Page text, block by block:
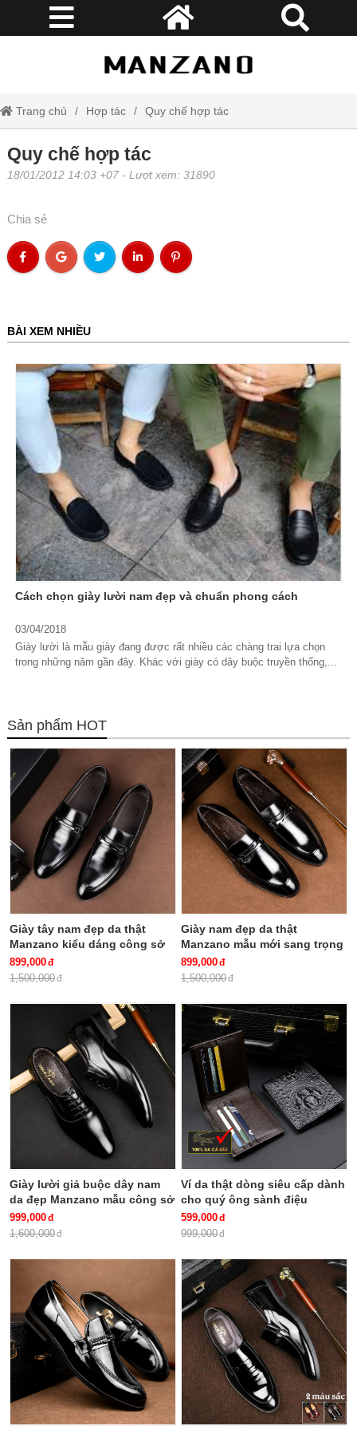
Trang chủ Hợp tác Quy chế hợp tác
Quy chế hợp tác
18/01/2012 14:03 +07 - Lượt xem: 31890
Chia sẻ
BÀI XEM NHIỀU
Cách chọn giày lười nam đẹp và chuẩn phong cách
03/04/2018
Giày lười là mẫu giày đang được rất nhiều các chàng trai lựa chọn
trong những năm gần đây. Khác với giày có dây buộc truyền thống,...
Sản phẩm HOT
Giày tây nam đẹp da thật
Manzano kiểu dáng công sở
mới lịch lãm và nam tính
M66686
899,000
1,500,000
Giày nam đẹp da thật
Manzano mẫu mới sang trọng
nam tính M66881
899,000
1,500,000
Giày lười giả buộc dây nam
da đẹp Manzano mẫu công sở
mới sang trọng và hiện đại
M66900
999,000
1,600,000
Ví da thật dòng siêu cấp dành
cho quý ông sành điệu
V22108
599,000
999,000